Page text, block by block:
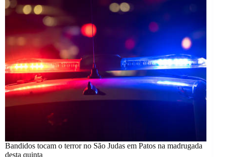
Bandidos tocam o terror no São Judas em Patos na madrugada
desta quinta